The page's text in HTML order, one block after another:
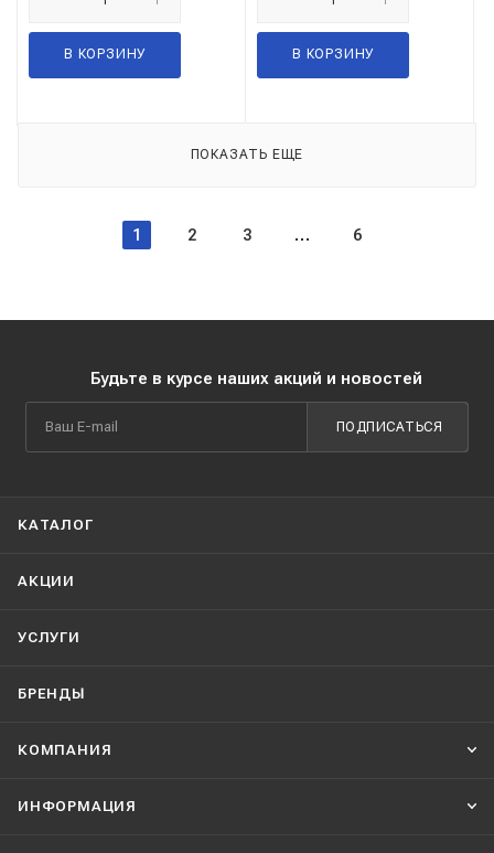
В КОРЗИНУ В КОРЗИНУ
ПОКАЗАТЬ ЕЩЕ
1 2 3 6
Будьте в курсе наших акций и новостей
ПОДПИСАТЬСЯ
КАТАЛОГ
АКЦИИ
УСЛУГИ
БРЕНДЫ
КОМПАНИЯ
ИНФОРМАЦИЯ